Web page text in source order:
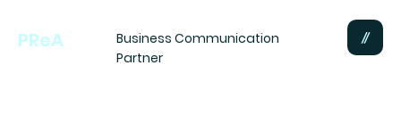
PReA
Business Communication
Partner